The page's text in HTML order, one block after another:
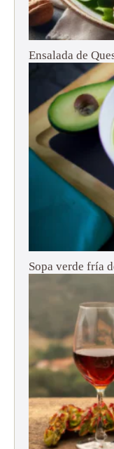
Ensalada de
Sopa verde fría